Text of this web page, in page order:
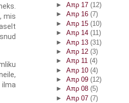
mis
► Απρ 17 (12)
► Απρ 16 (7)
► Απρ 15 (10)
► Απρ 14 (11)
► Απρ 13 (31)
► Απρ 12 (3)
► Απρ 11 (4)
► Απρ 10 (4)
► Απρ 09 (12)
► Απρ 08 (5)
► Απρ 07 (7)